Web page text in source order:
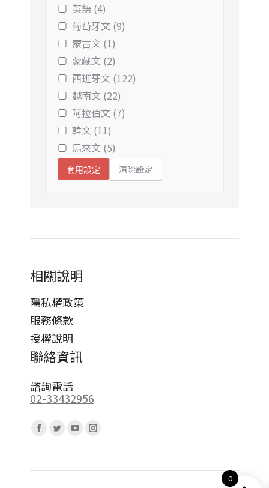
英語 (4)
葡萄牙文 (9)
蒙古文 (1)
蒙藏文 (2)
西班牙文 (122)
越南文 (22)
阿拉伯文 (7)
韓文 (11)
馬來文 (5)
套用設定 清除設定
相關說明
隱私權政策
服務條款
授權說明
聯絡資訊
諮詢電話
02-33432956
Facebook
opens
Twitter
opens
YouTube
opens
Instagram
opens
0